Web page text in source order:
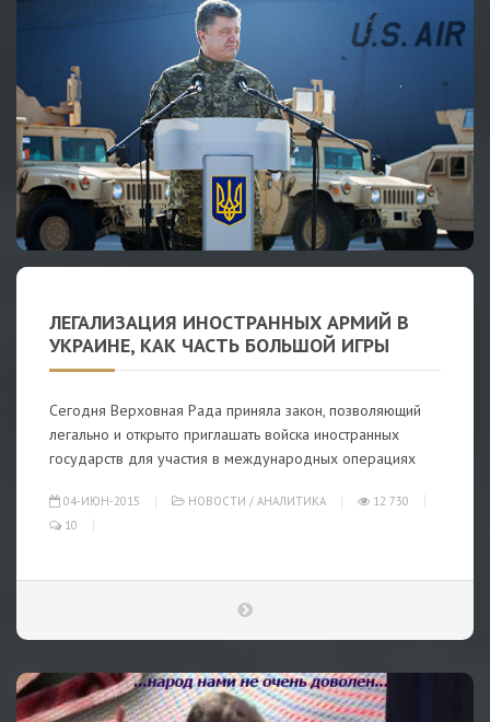
ЛЕГАЛИЗАЦИЯ ИНОСТРАННЫХ АРМИЙ В
УКРАИНЕ, КАК ЧАСТЬ БОЛЬШОЙ ИГРЫ
Сегодня Верховная Рада приняла закон, позволяющий
легально и открыто приглашать войска иностранных
государств для участия в международных операциях
04-ИЮН-2015 НОВОСТИ / АНАЛИТИКА
12 730
10